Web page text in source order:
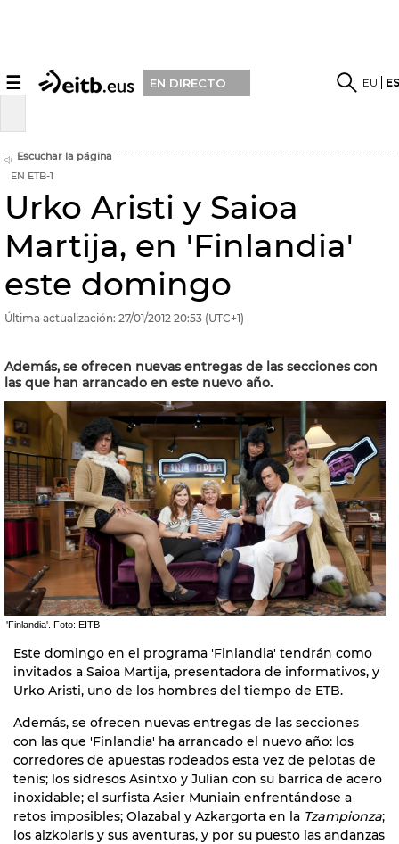
☰ EN DIRECTO EU
Escuchar la página
EN ETB-1
Urko Aristi y Saioa
Martija, en 'Finlandia'
este domingo
Última actualización: 27/01/2012 20:53 (UTC+1)
Además, se ofrecen nuevas entregas de las secciones con
las que han arrancado en este nuevo año.
'Finlandia'. Foto: EITB
Este domingo en el programa 'Finlandia' tendrán como
invitados a Saioa Martija, presentadora de informativos, y
Urko Aristi, uno de los hombres del tiempo de ETB.
Además, se ofrecen nuevas entregas de las secciones
con las que 'Finlandia' ha arrancado el nuevo año: los
corredores de apuestas rodeados esta vez de pelotas de
tenis; los sidresos Asintxo y Julian con su barrica de acero
inoxidable; el surfista Asier Muniain enfrentándose a
retos imposibles; Olazabal y Azkargorta en la Tzampionza;
los aizkolaris y sus aventuras, y por su puesto las andanzas